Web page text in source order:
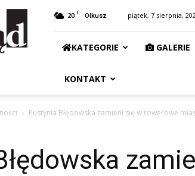
20 C Olkusz piątek, 7 sierpnia,
KATEGORIE GALERIE
KONTAKT
Pustynia Błędowska zamieni się w rowerowe